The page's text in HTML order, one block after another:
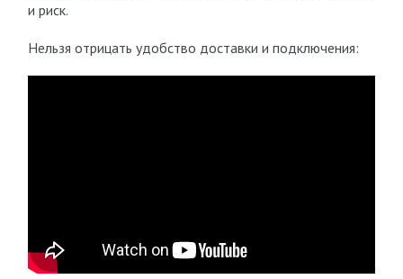
и риск.
Нельзя отрицать удобство доставки и подключения: